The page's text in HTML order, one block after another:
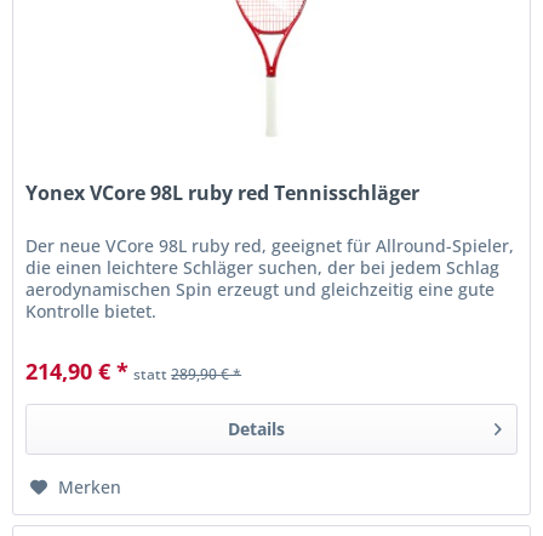
Yonex VCore 98L ruby red Tennisschläger
Der neue VCore 98L ruby red, geeignet für Allround-Spieler,
die einen leichtere Schläger suchen, der bei jedem Schlag
aerodynamischen Spin erzeugt und gleichzeitig eine gute
Kontrolle bietet.
214,90 € * statt289,90 € *
Details
Merken